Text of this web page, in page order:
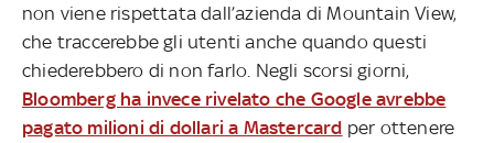
non viene rispettata dall’azienda di Mountain View,
che traccerebbe gli utenti anche quando questi
chiederebbero di non farlo. Negli scorsi giorni,
Bloomberg ha invece rivelato che Google avrebbe
pagato milioni di dollari a Mastercard per ottenere